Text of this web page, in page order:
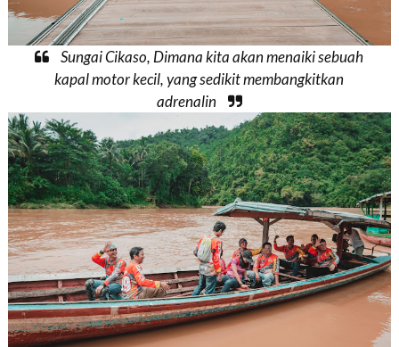
Sungai Cikaso, Dimana kita akan menaiki sebuah
kapal motor kecil, yang sedikit membangkitkan
adrenalin